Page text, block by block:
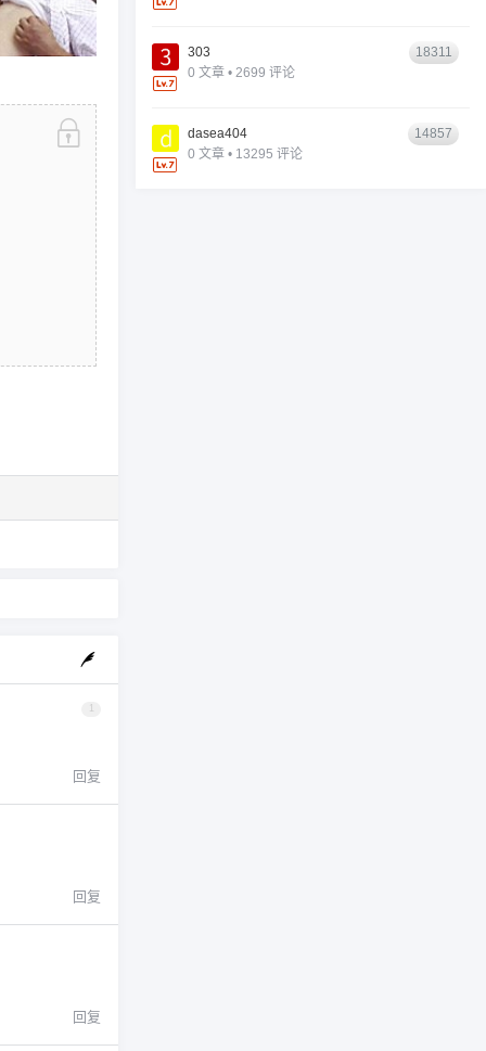
回复
回复
回复
303
0 文章 • 2699 评论
18311
dasea404
0 文章 • 13295 评论
14857